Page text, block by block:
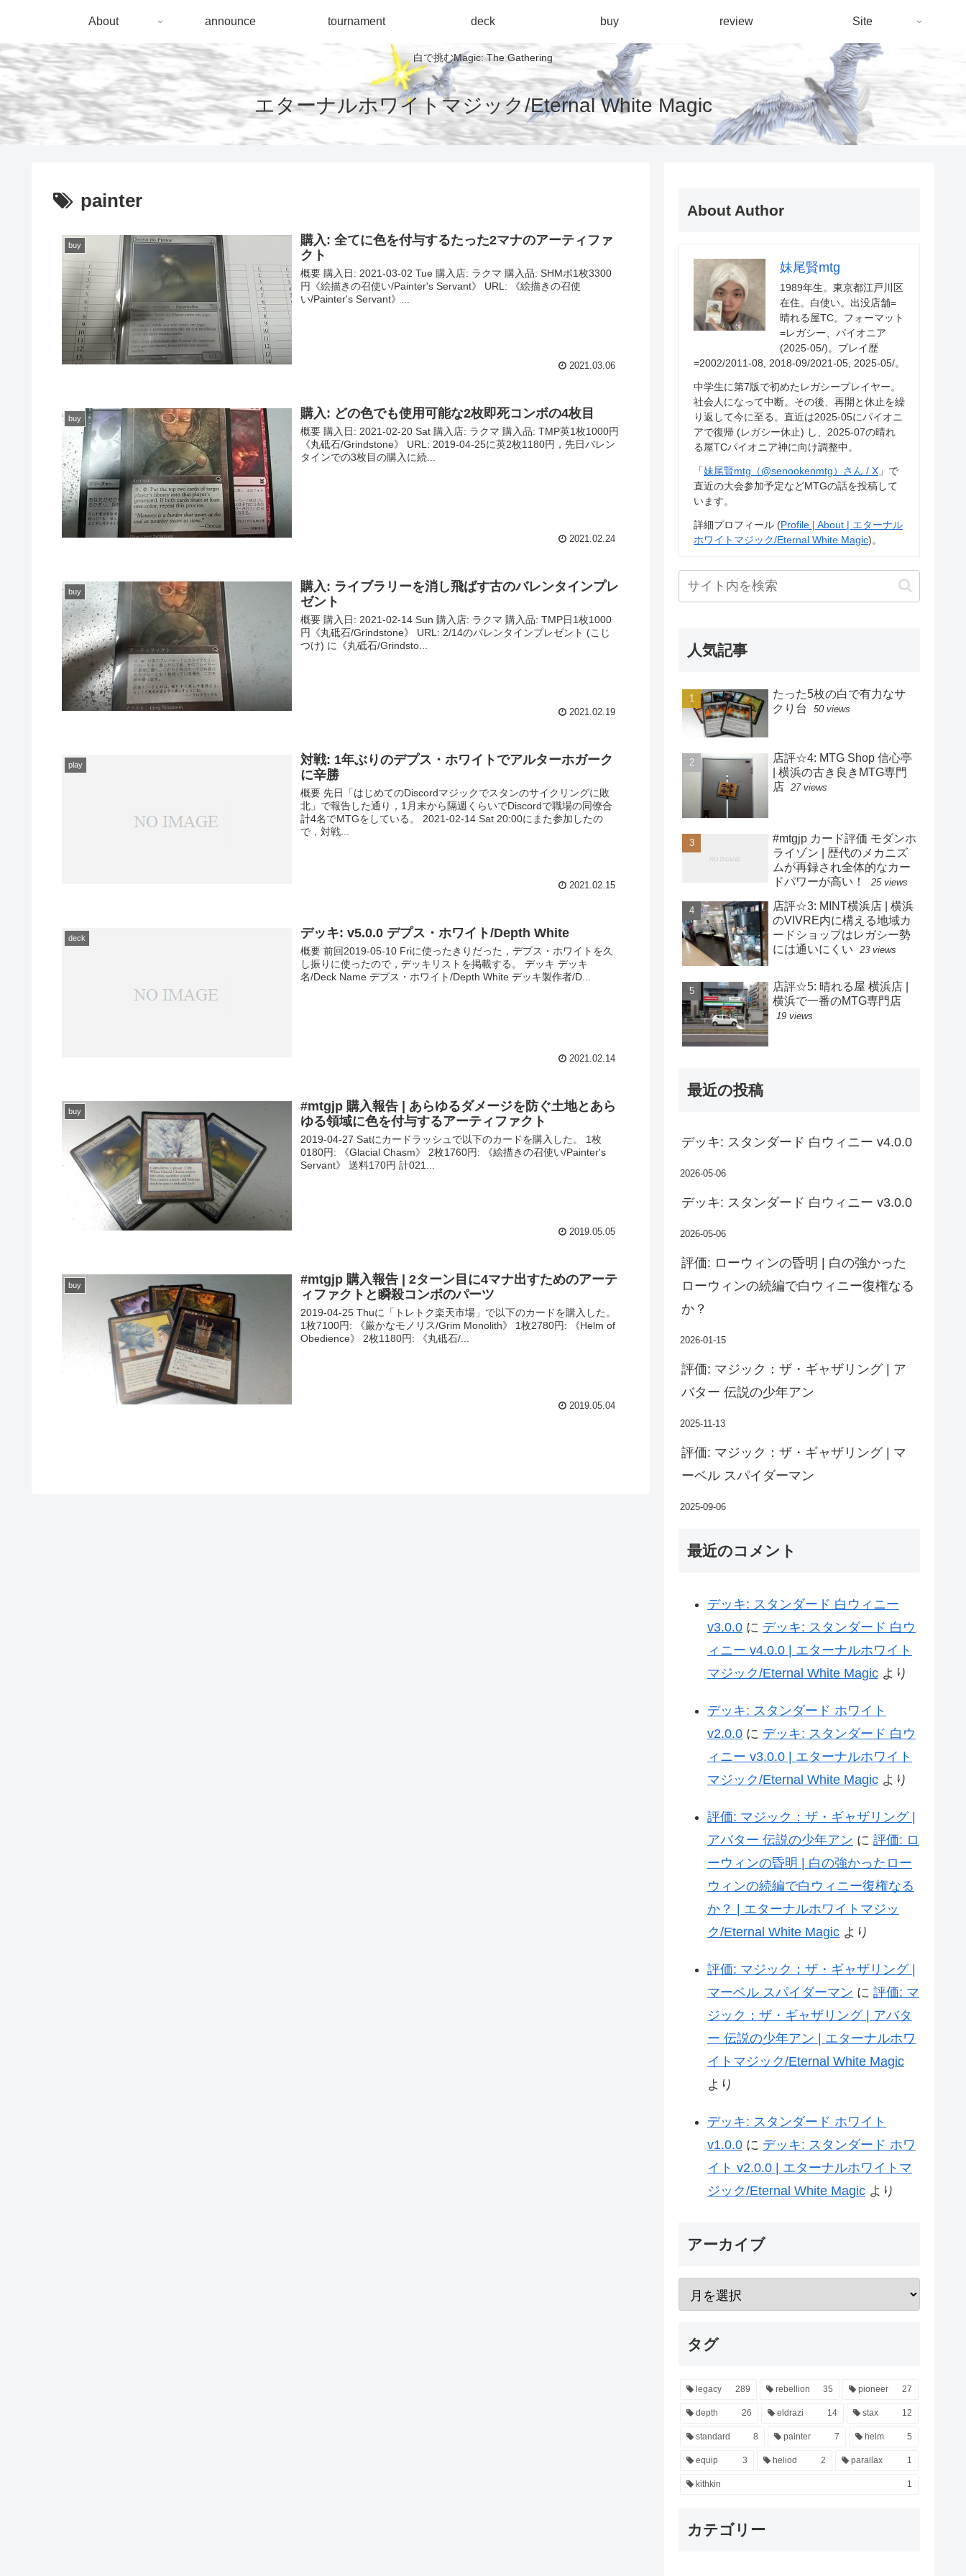
白で挑むMagic: The Gathering
エターナルホワイトマジック/Eternal White Magic
About announce tournament deck buy review Site
painter
buy
購入: 全てに色を付与するたった2マナのアーティファ
クト
概要 購入日: 2021-03-02 Tue 購入店: ラクマ 購入品: SHMポ1枚3300
円《絵描きの召使い/Painter's Servant》 URL: 《絵描きの召使
い/Painter's Servant》...
2021.03.06
buy 購入: どの色でも使用可能な2枚即死コンボの4枚目
概要 購入日: 2021-02-20 Sat 購入店: ラクマ 購入品: TMP英1枚1000円
《丸砥石/Grindstone》 URL: 2019-04-25に英2枚1180円，先日バレン
タインでの3枚目の購入に続...
2021.02.24
buy
購入: ライブラリーを消し飛ばす古のバレンタインプレ
ゼント
概要 購入日: 2021-02-14 Sun 購入店: ラクマ 購入品: TMP日1枚1000
円《丸砥石/Grindstone》 URL: 2/14のバレンタインプレゼント (こじ
つけ) に《丸砥石/Grindsto...
2021.02.19
play
対戦: 1年ぶりのデプス・ホワイトでアルターホガーク
に辛勝
概要 先日「はじめてのDiscordマジックでスタンのサイクリングに敗
北」で報告した通り，1月末から隔週くらいでDiscordで職場の同僚合
計4名でMTGをしている。 2021-02-14 Sat 20:00にまた参加したの
で，対戦...
2021.02.15
deck デッキ: v5.0.0 デプス・ホワイト/Depth White
概要 前回2019-05-10 Friに使ったきりだった，デプス・ホワイトを久
し振りに使ったので，デッキリストを掲載する。 デッキ デッキ
名/Deck Name デプス・ホワイト/Depth White デッキ製作者/D...
2021.02.14
buy
#mtgjp 購入報告 | あらゆるダメージを防ぐ土地とあら
ゆる領域に色を付与するアーティファクト
2019-04-27 Satにカードラッシュで以下のカードを購入した。 1枚
0180円: 《Glacial Chasm》 2枚1760円: 《絵描きの召使い/Painter's
Servant》 送料170円 計021...
2019.05.05
buy
#mtgjp 購入報告 | 2ターン目に4マナ出すためのアーテ
ィファクトと瞬殺コンボのパーツ
2019-04-25 Thuに「トレトク楽天市場」で以下のカードを購入した。
1枚7100円: 《厳かなモノリス/Grim Monolith》 1枚2780円: 《Helm of
Obedience》 2枚1180円: 《丸砥石/...
2019.05.04
About Author
妹尾賢mtg
1989年生。東京都江戸川区
在住。白使い。出没店舗=
晴れる屋TC。フォーマット
=レガシー、パイオニア
(2025-05/)。プレイ歴
=2002/2011-08, 2018-09/2021-05, 2025-05/。
中学生に第7版で初めたレガシープレイヤー。
社会人になって中断。その後、再開と休止を繰
り返して今に至る。直近は2025-05にパイオニ
アで復帰 (レガシー休止) し、2025-07の晴れ
る屋TCパイオニア神に向け調整中。
「妹尾賢mtg（@senookenmtg）さん / X 」で
直近の大会参加予定などMTGの話を投稿して
います。
詳細プロフィール (Profile | About | エターナル
ホワイトマジック/Eternal White Magic)。
人気記事
たった5枚の白で有力なサ
クり台
50 views
店評☆4: MTG Shop 信心亭
| 横浜の古き良きMTG専門
店 27 views
#mtgjp カード評価 モダンホ
ライゾン | 歴代のメカニズ
ムが再録され全体的なカー
ドパワーが高い！
25 views
店評☆3: MINT横浜店 | 横浜
のVIVRE内に構える地域カ
ードショップはレガシー勢
には通いにくい
23 views
店評☆5: 晴れる屋 横浜店 |
横浜で一番のMTG専門店
19 views
最近の投稿
デッキ: スタンダード 白ウィニー v4.0.0
2026-05-06
デッキ: スタンダード 白ウィニー v3.0.0
2026-05-06
評価: ローウィンの昏明 | 白の強かった
ローウィンの続編で白ウィニー復権なる
か？
2026-01-15
評価: マジック：ザ・ギャザリング | ア
バター 伝説の少年アン
2025-11-13
評価: マジック：ザ・ギャザリング | マ
ーベル スパイダーマン
2025-09-06
最近のコメント
デッキ: スタンダード 白ウィニー
v3.0.0 に デッキ: スタンダード 白ウ
ィニー v4.0.0 | エターナルホワイト
マジック/Eternal White Magic より
デッキ: スタンダード ホワイト
v2.0.0 に デッキ: スタンダード 白ウ
ィニー v3.0.0 | エターナルホワイト
マジック/Eternal White Magic より
評価: マジック：ザ・ギャザリング |
アバター 伝説の少年アン に 評価: ロ
ーウィンの昏明 | 白の強かったロー
ウィンの続編で白ウィニー復権なる
か？ | エターナルホワイトマジッ
ク/Eternal White Magic より
評価: マジック：ザ・ギャザリング |
マーベル スパイダーマン に 評価: マ
ジック：ザ・ギャザリング | アバタ
ー 伝説の少年アン | エターナルホワ
イトマジック/Eternal White Magic
より
デッキ: スタンダード ホワイト
v1.0.0 に デッキ: スタンダード ホワ
イト v2.0.0 | エターナルホワイトマ
ジック/Eternal White Magic より
アーカイブ
タグ
legacy 289 rebellion 35 pioneer 27
depth 26 eldrazi 14 stax 12
standard 8 painter 7 helm 5
equip 3 heliod 2 parallax 1
kithkin 1
カテゴリー